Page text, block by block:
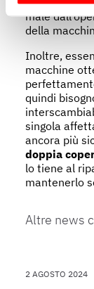
Approfondisci
e imposta le
modificare o
dalla
Utilizziamo i
usufruire del
contenuti ed
nostro sito
che hanno
male
della
Inoltre,
macchine
quindi
singola
ancora più
doppia
lo tiene al
mantenerlo
Altre news
2 AGOSTO 2024